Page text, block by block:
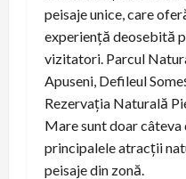
peisaje unice, care
experiență deosebită
vizitatori. Parcul
Apuseni, Defileul
Rezervația Naturală
Mare sunt doar câteva
principalele atracții
peisaje din zonă.